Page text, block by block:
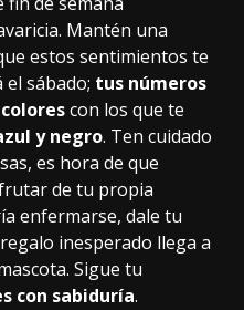
Mantén una
estos sentimientos te
sábado; tus números
colorescon los que te
y negro. Ten cuidado
es hora de que
de tu propia
enfermarse, dale tu
inesperado llega a
Sigue tu
con sabiduría.